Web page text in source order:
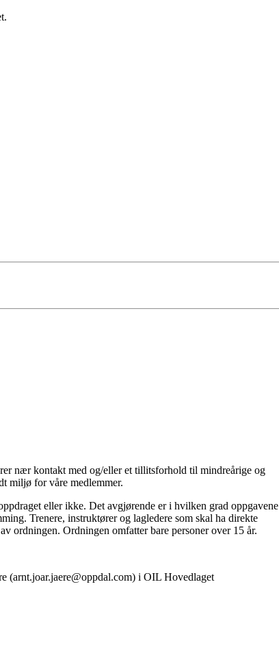
nær kontakt med og/eller et tillitsforhold til mindreårige og
miljø for våre medlemmer.
eller ikke. Det avgjørende er i hvilken grad oppgavene
Trenere, instruktører og lagledere som skal ha direkte
ordningen. Ordningen omfatter bare personer over 15 år.
(arnt.joar.jaere@oppdal.com) i OIL Hovedlaget